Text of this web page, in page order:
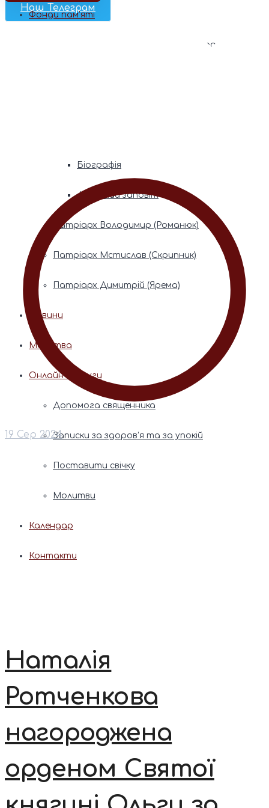
Наш Телеграм
Фонди пам’яті
Митрополита Володимира (Сабодана)
Біографія
Духовний заповіт
Патріарх Володимир (Романюк)
Патріарх Мстислав (Скрипник)
Патріарх Димитрій (Ярема)
Новини
Молитва
Онлайн послуги
Допомога священника
Записки за здоров’я та за упокій
Поставити свічку
Молитви
Календар
Контакти
19 Сер 2024
Наталія
Ротченкова
нагороджена
орденом Святої